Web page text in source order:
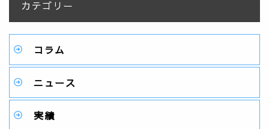
カテゴリー
コラム
ニュース
実績